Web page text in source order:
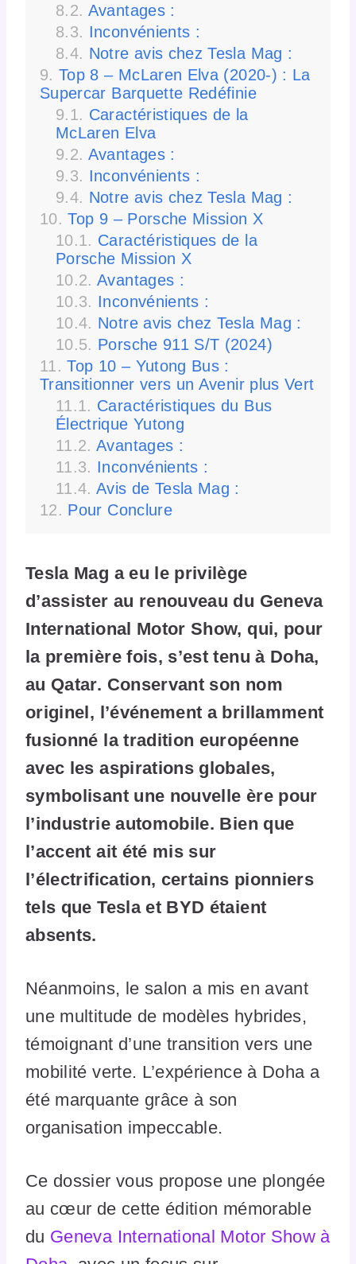
Avantages :
Inconvénients :
Notre avis chez Tesla Mag :
Top 8 – McLaren Elva (2020-) : La
Supercar Barquette Redéfinie
Caractéristiques de la
McLaren Elva
Avantages :
Inconvénients :
Notre avis chez Tesla Mag :
Top 9 – Porsche Mission X
Caractéristiques de la
Porsche Mission X
Avantages :
Inconvénients :
Notre avis chez Tesla Mag :
Porsche 911 S/T (2024)
Top 10 – Yutong Bus :
Transitionner vers un Avenir plus Vert
Caractéristiques du Bus
Électrique Yutong
Avantages :
Inconvénients :
Avis de Tesla Mag :
Pour Conclure
Tesla Mag a eu le privilège
d’assister au renouveau du Geneva
International Motor Show, qui, pour
la première fois, s’est tenu à Doha,
au Qatar. Conservant son nom
originel, l’événement a brillamment
fusionné la tradition européenne
avec les aspirations globales,
symbolisant une nouvelle ère pour
l’industrie automobile. Bien que
l’accent ait été mis sur
l’électrification, certains pionniers
tels que Tesla et BYD étaient
absents.
Néanmoins, le salon a mis en avant
une multitude de modèles hybrides,
témoignant d’une transition vers une
mobilité verte. L’expérience à Doha a
été marquante grâce à son
organisation impeccable.
Ce dossier vous propose une plongée
au cœur de cette édition mémorable
du Geneva International Motor Show à